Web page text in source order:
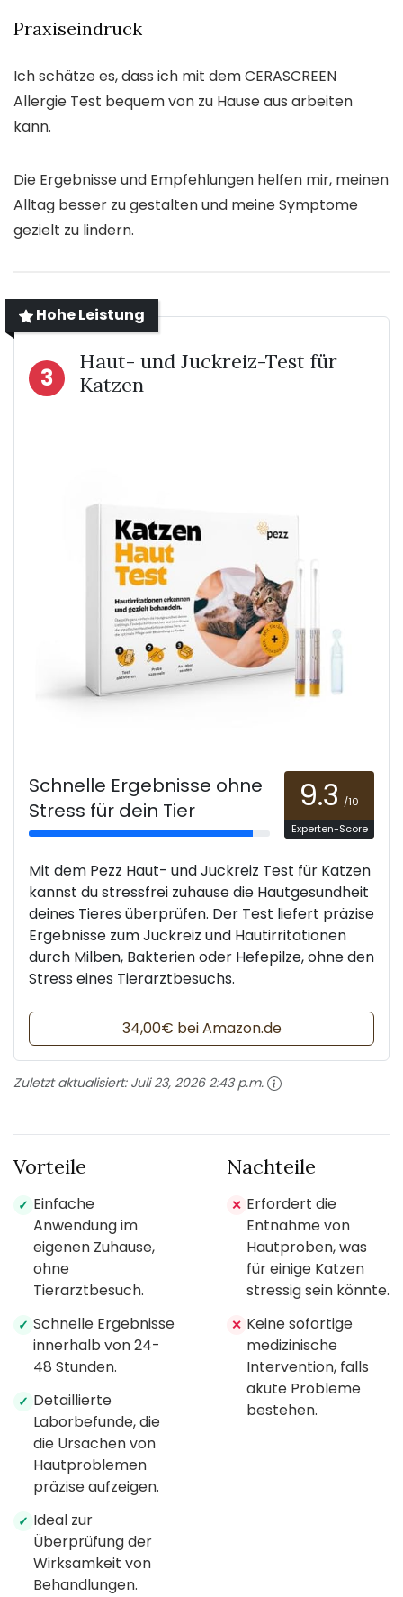
Praxiseindruck
Ich schätze es, dass ich mit dem CERASCREEN
Allergie Test bequem von zu Hause aus arbeiten
kann.
Die Ergebnisse und Empfehlungen helfen mir, meinen
Alltag besser zu gestalten und meine Symptome
gezielt zu lindern.
Hohe Leistung
3
Haut- und Juckreiz-Test für
Katzen
Schnelle Ergebnisse ohne
Stress für dein Tier
9.3 /10
Experten-Score
Mit dem Pezz Haut- und Juckreiz Test für Katzen
kannst du stressfrei zuhause die Hautgesundheit
deines Tieres überprüfen. Der Test liefert präzise
Ergebnisse zum Juckreiz und Hautirritationen
durch Milben, Bakterien oder Hefepilze, ohne den
Stress eines Tierarztbesuchs.
34,00€ bei Amazon.de
Zuletzt aktualisiert: Juli 23, 2026 2:43 p.m.
Vorteile
✓ Einfache
Anwendung im
eigenen Zuhause,
ohne
Tierarztbesuch.
✓ Schnelle Ergebnisse
innerhalb von 24-
48 Stunden.
✓ Detaillierte
Laborbefunde, die
die Ursachen von
Hautproblemen
präzise aufzeigen.
✓ Ideal zur
Überprüfung der
Wirksamkeit von
Behandlungen.
Nachteile
✕ Erfordert die
Entnahme von
Hautproben, was
für einige Katzen
stressig sein könnte.
✕ Keine sofortige
medizinische
Intervention, falls
akute Probleme
bestehen.